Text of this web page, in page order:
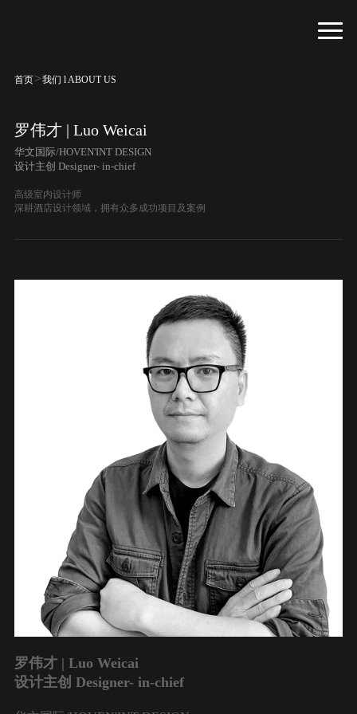
首页>我们 l ABOUT US
罗伟才 | Luo Weicai
华文国际/HOVEN'INT DESIGN
设计主创 Designer- in-chief
高级室内设计师
深耕酒店设计领域，拥有众多成功项目及案例
罗伟才 | Luo Weicai
设计主创 Designer- in-chief